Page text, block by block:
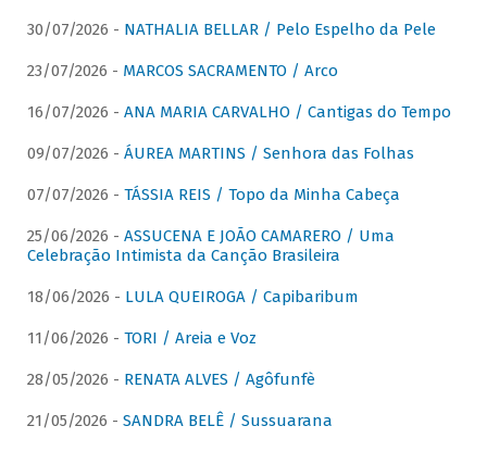
30/07/2026 - NATHALIA BELLAR / Pelo Espelho da Pele
23/07/2026 - MARCOS SACRAMENTO / Arco
16/07/2026 - ANA MARIA CARVALHO / Cantigas do Tempo
09/07/2026 - ÁUREA MARTINS / Senhora das Folhas
07/07/2026 - TÁSSIA REIS / Topo da Minha Cabeça
25/06/2026 - ASSUCENA E JOÃO CAMARERO / Uma
Celebração Intimista da Canção Brasileira
18/06/2026 - LULA QUEIROGA / Capibaribum
11/06/2026 - TORI / Areia e Voz
28/05/2026 - RENATA ALVES / Agôfunfè
21/05/2026 - SANDRA BELÊ / Sussuarana